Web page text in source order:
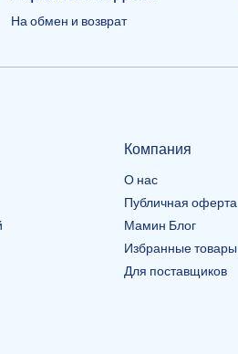
На обмен и возврат
Компания
О нас
Публичная оферта
Мамин Блог
Избранные товары
Для поставщиков